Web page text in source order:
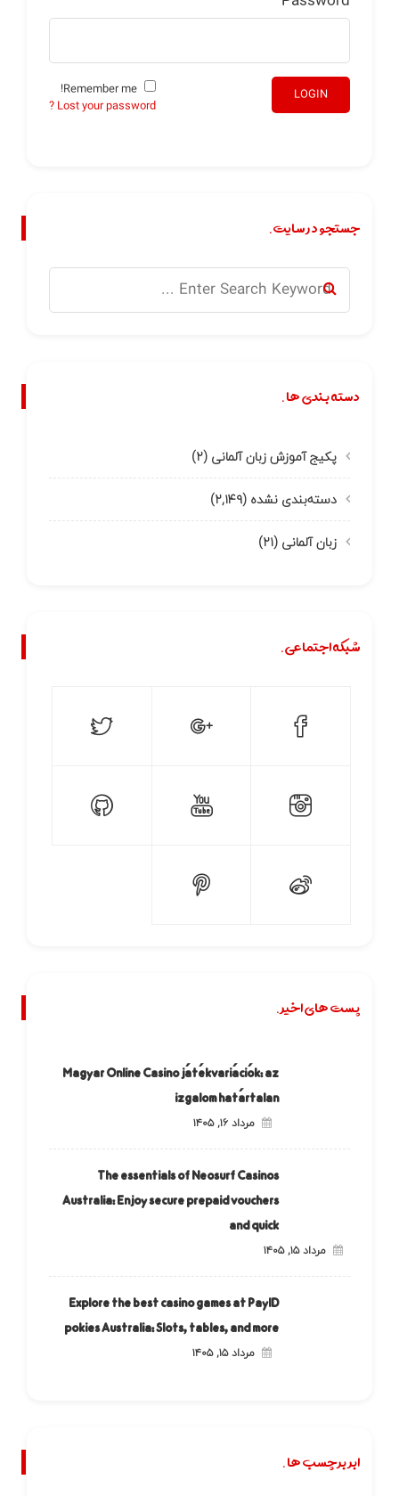
LOGIN
Lost your password ?
جستجو در سایت.
دسته بندی ها.
پکیج آموزش زبان آلمانی (۲)
دسته‌بندی نشده (۲,۱۴۹)
زبان آلمانی (۲۱)
شبکه اجتماعی.
پست های اخیر.
Magyar Online Casino játékvariációk: az
izgalom határtalan
مرداد ۱۶, ۱۴۰۵
The essentials of Neosurf Casinos
Australia: Enjoy secure prepaid vouchers
and quick
مرداد ۱۵, ۱۴۰۵
Explore the best casino games at PayID
pokies Australia: Slots, tables, and more
مرداد ۱۵, ۱۴۰۵
ابر برچسب ها.